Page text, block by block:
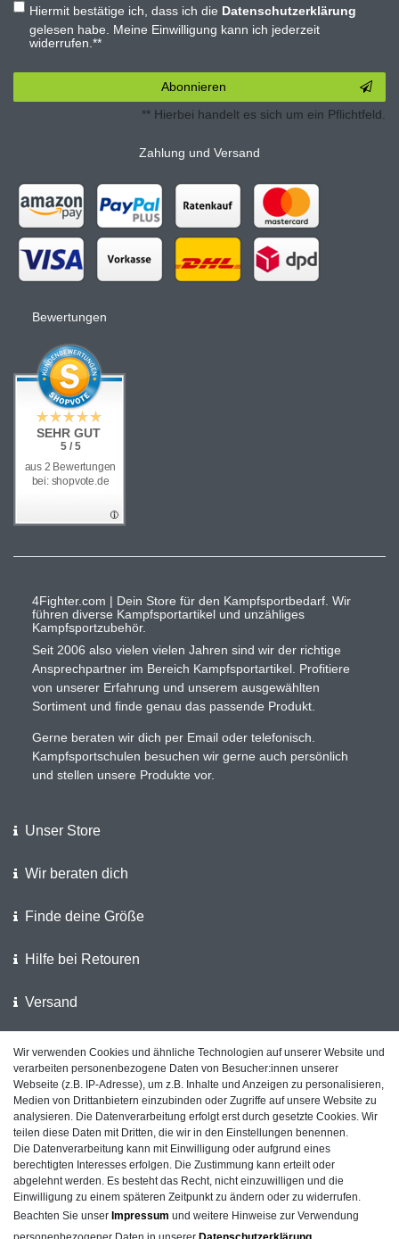
Hiermit bestätige ich, dass ich die Daten­schutz­erklärung
gelesen habe. Meine Einwilligung kann ich jederzeit
widerrufen.**
Abonnieren
** Hierbei handelt es sich um ein Pflichtfeld.
Zahlung und Versand
Bewertungen
SEHR GUT
5 / 5
aus 2 Bewertungen
bei: shopvote.de
4Fighter.com | Dein Store für den Kampfsportbedarf. Wir
führen diverse Kampfsportartikel und unzähliges
Kampfsportzubehör.
Seit 2006 also vielen vielen Jahren sind wir der richtige
Ansprechpartner im Bereich Kampfsportartikel. Profitiere
von unserer Erfahrung und unserem ausgewählten
Sortiment und finde genau das passende Produkt.
Gerne beraten wir dich per Email oder telefonisch.
Kampfsportschulen besuchen wir gerne auch persönlich
und stellen unsere Produkte vor.
Unser Store
Wir beraten dich
Finde deine Größe
Hilfe bei Retouren
Versand
Wir unterstützen die Polizei
Kundenfeedback auf ShopVote
Impressum Daten­schutz­erklärung AGB
Wir verwenden Cookies und ähnliche Technologien auf unserer Website und
verarbeiten personenbezogene Daten von Besucher:innen unserer
Webseite (z.B. IP-Adresse), um z.B. Inhalte und Anzeigen zu personalisieren,
Medien von Drittanbietern einzubinden oder Zugriffe auf unsere Website zu
analysieren. Die Datenverarbeitung erfolgt erst durch gesetzte Cookies. Wir
teilen diese Daten mit Dritten, die wir in den Einstellungen benennen.
Die Datenverarbeitung kann mit Einwilligung oder aufgrund eines
berechtigten Interesses erfolgen. Die Zustimmung kann erteilt oder
abgelehnt werden. Es besteht das Recht, nicht einzuwilligen und die
Einwilligung zu einem späteren Zeitpunkt zu ändern oder zu widerrufen.
Beachten Sie unser Impressum und weitere Hinweise zur Verwendung